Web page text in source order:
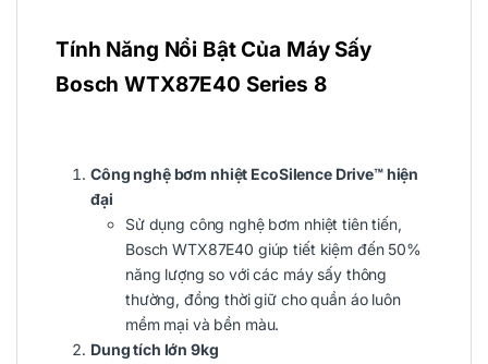
Tính Năng Nổi Bật Của Máy Sấy
Bosch WTX87E40 Series 8
Công nghệ bơm nhiệt EcoSilence Drive™ hiện
đại
Sử dụng công nghệ bơm nhiệt tiên tiến,
Bosch WTX87E40 giúp tiết kiệm đến 50%
năng lượng so với các máy sấy thông
thường, đồng thời giữ cho quần áo luôn
mềm mại và bền màu.
Dung tích lớn 9kg